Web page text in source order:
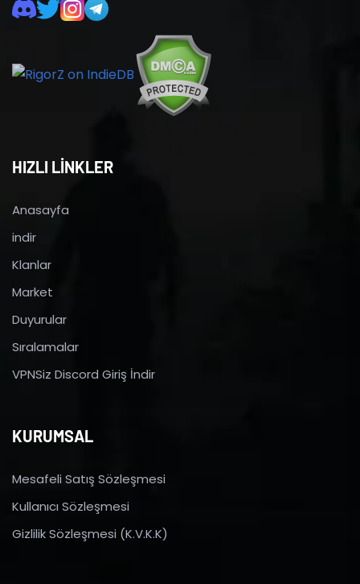
HIZLI LİNKLER
Anasayfa
indir
Klanlar
Market
Duyurular
Sıralamalar
VPNSiz Discord Giriş İndir
KURUMSAL
Mesafeli Satış Sözleşmesi
Kullanıcı Sözleşmesi
Gizlilik Sözleşmesi (K.V.K.K)